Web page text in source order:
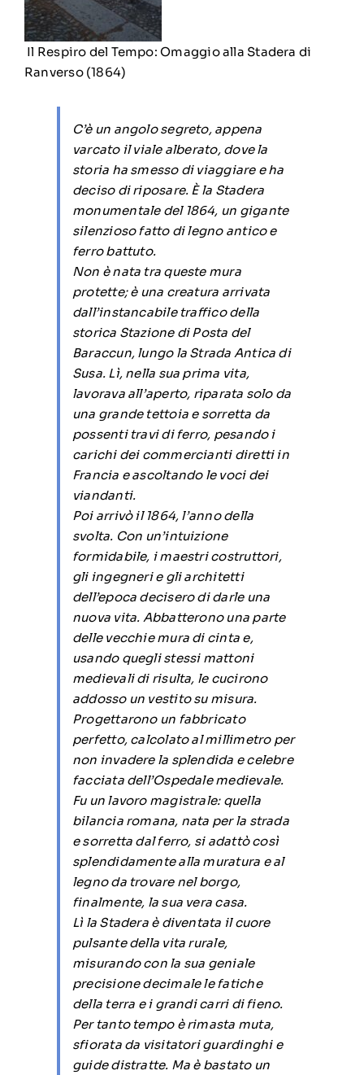
Il Respiro del Tempo: Omaggio alla Stadera di
Ranverso (1864)
C’è un angolo segreto, appena
varcato il viale alberato, dove la
storia ha smesso di viaggiare e ha
deciso di riposare. È la Stadera
monumentale del 1864, un gigante
silenzioso fatto di legno antico e
ferro battuto.
Non è nata tra queste mura
protette; è una creatura arrivata
dall’instancabile traffico della
storica Stazione di Posta del
Baraccun, lungo la Strada Antica di
Susa. Lì, nella sua prima vita,
lavorava all’aperto, riparata solo da
una grande tettoia e sorretta da
possenti travi di ferro, pesando i
carichi dei commercianti diretti in
Francia e ascoltando le voci dei
viandanti.
Poi arrivò il 1864, l’anno della
svolta. Con un’intuizione
formidabile, i maestri costruttori,
gli ingegneri e gli architetti
dell’epoca decisero di darle una
nuova vita. Abbatterono una parte
delle vecchie mura di cinta e,
usando quegli stessi mattoni
medievali di risulta, le cucirono
addosso un vestito su misura.
Progettarono un fabbricato
perfetto, calcolato al millimetro per
non invadere la splendida e celebre
facciata dell’Ospedale medievale.
Fu un lavoro magistrale: quella
bilancia romana, nata per la strada
e sorretta dal ferro, si adattò così
splendidamente alla muratura e al
legno da trovare nel borgo,
finalmente, la sua vera casa.
Lì la Stadera è diventata il cuore
pulsante della vita rurale,
misurando con la sua geniale
precisione decimale le fatiche
della terra e i grandi carri di fieno.
Per tanto tempo è rimasta muta,
sfiorata da visitatori guardinghi e
guide distratte. Ma è bastato un